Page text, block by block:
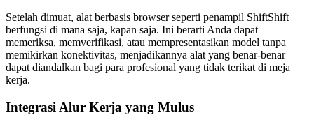
Setelah dimuat, alat berbasis browser seperti penampil ShiftShift
berfungsi di mana saja, kapan saja. Ini berarti Anda dapat
memeriksa, memverifikasi, atau mempresentasikan model tanpa
memikirkan konektivitas, menjadikannya alat yang benar-benar
dapat diandalkan bagi para profesional yang tidak terikat di meja
kerja.
Integrasi Alur Kerja yang Mulus